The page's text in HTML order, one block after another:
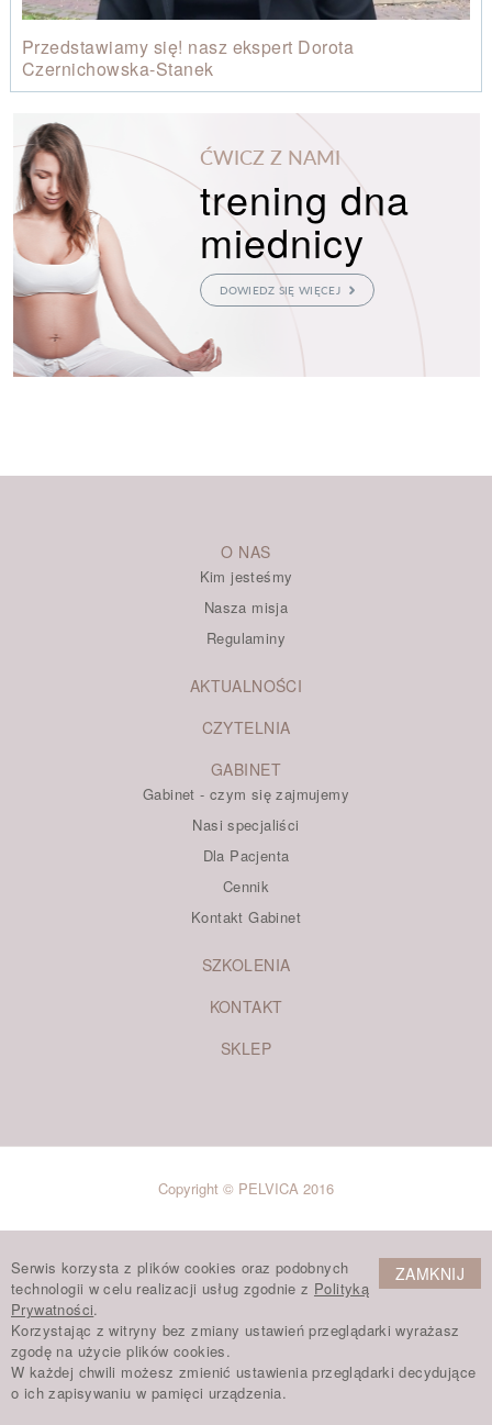
Przedstawiamy się! nasz ekspert Dorota
Czernichowska-Stanek
ĆWICZ Z NAMI
trening dna
miednicy
DOWIEDZ SIĘ WIĘCEJ
O NAS
Kim jesteśmy
Nasza misja
Regulaminy
AKTUALNOŚCI
CZYTELNIA
GABINET
Gabinet - czym się zajmujemy
Nasi specjaliści
Dla Pacjenta
Cennik
Kontakt Gabinet
SZKOLENIA
KONTAKT
SKLEP
Copyright © PELVICA 2016
ZAMKNIJ
Serwis korzysta z plików cookies oraz podobnych
technologii w celu realizacji usług zgodnie z Polityką
Prywatności.
Korzystając z witryny bez zmiany ustawień przeglądarki wyrażasz
zgodę na użycie plików cookies.
W każdej chwili możesz zmienić ustawienia przeglądarki decydujące
o ich zapisywaniu w pamięci urządzenia.